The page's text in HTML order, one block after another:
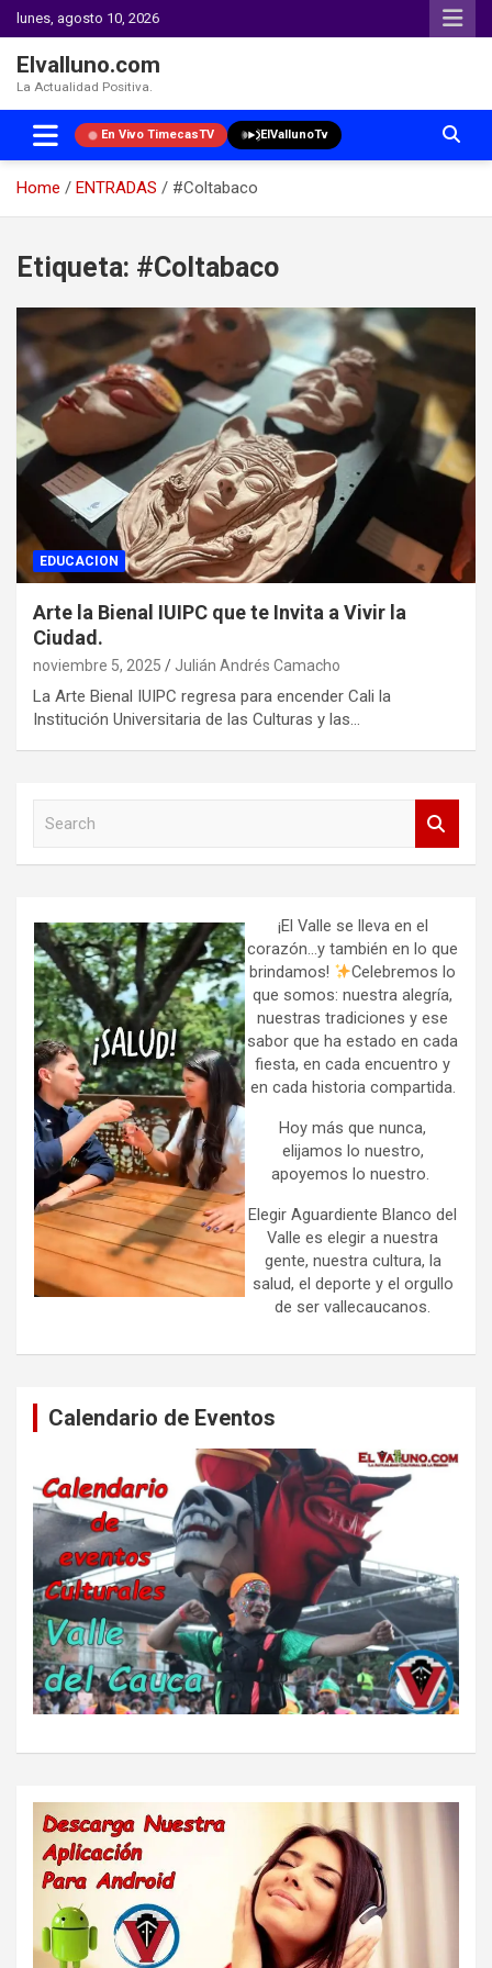
lunes, agosto 10, 2026
Elvalluno.com
La Actualidad Positiva.
En Vivo TimecasTV ElVallunoTv
Home ENTRADAS
#Coltabaco
content
Etiqueta: #Coltabaco
EDUCACION
Arte la Bienal IUIPC que te Invita a Vivir la
Ciudad.
noviembre 5, 2025 Julián Andrés Camacho
La Arte Bienal IUIPC regresa para encender Cali la
Institución Universitaria de las Culturas y las…
h
¡El Valle se lleva en el
corazón…y también en lo que
brindamos!
Celebremos lo
que somos: nuestra alegría,
nuestras tradiciones y ese
sabor que ha estado en cada
fiesta, en cada encuentro y
en cada historia compartida.
Hoy más que nunca,
elijamos lo nuestro,
apoyemos lo nuestro.
Elegir Aguardiente Blanco del
Valle es elegir a nuestra
gente, nuestra cultura, la
salud, el deporte y el orgullo
de ser vallecaucanos.
Calendario de Eventos